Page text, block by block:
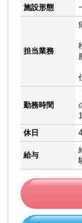
施設形態
担当業務
勤務時間
休日
給与